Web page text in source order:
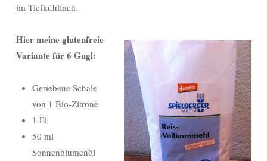
im Tiefkühlfach.
Hier meine glutenfreie
Variante für 6 Gugl:
Geriebene Schale
von 1 Bio-Zitrone
1 Ei
50 ml
Sonnenblumenöl